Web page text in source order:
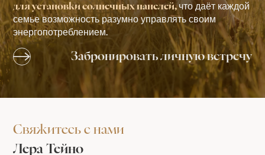
для установки солнечных панелей,что даёт каждой
семье возможность разумно управлять своим
энергопотреблением.
Забронировать личную встречу
Свяжитесь с нами
Лера Тейно